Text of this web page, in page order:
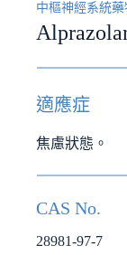
符
合
的
果
中樞神經系統藥
適應症
焦慮狀態。
CAS No.
28981-97-7